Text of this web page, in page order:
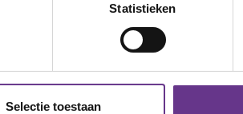
Statistieken
Selectie toestaan